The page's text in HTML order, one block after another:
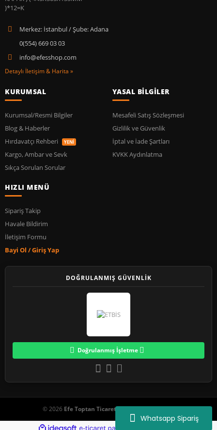
Whatsapp Sipariş
Merkez: İstanbul / Şube: Adana
0(554) 669 03 03
info@efesshop.com
Detaylı İletişim & Harita »
KURUMSAL
Kurumsal/Resmi Bilgiler
Blog & Haberler
Hırdavatçı Rehberi
YENİ
Kargo, Ambar ve Sevk
Sıkça Sorulan Sorular
YASAL BİLGİLER
Mesafeli Satış Sözleşmesi
Gizlilik ve Güvenlik
İptal ve İade Şartları
KVKK Aydınlatma
HIZLI MENÜ
Sipariş Takip
Havale Bildirim
İletişim Formu
Bayi Ol / Giriş Yap
DOĞRULANMIŞ GÜVENLİK
Doğrulanmış İşletme
© 2026 Efe Toptan Ticaret. Tüm Hakları Saklıdır.
ideasoft